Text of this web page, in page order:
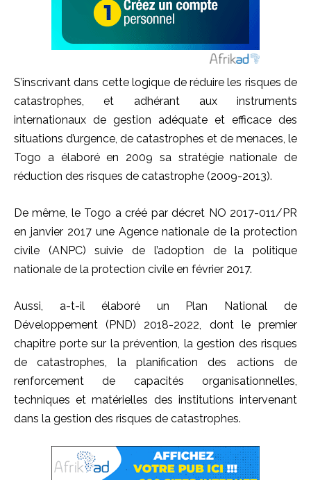
S’inscrivant dans cette logique de réduire les risques de
catastrophes, et adhérant aux instruments
internationaux de gestion adéquate et efficace des
situations d’urgence, de catastrophes et de menaces, le
Togo a élaboré en 2009 sa stratégie nationale de
réduction des risques de catastrophe (2009-2013).
De même, le Togo a créé par décret NO 2017-011/PR
en janvier 2017 une Agence nationale de la protection
civile (ANPC) suivie de l’adoption de la politique
nationale de la protection civile en février 2017.
Aussi, a-t-il élaboré un Plan National de
Développement (PND) 2018-2022, dont le premier
chapitre porte sur la prévention, la gestion des risques
de catastrophes, la planification des actions de
renforcement de capacités organisationnelles,
techniques et matérielles des institutions intervenant
dans la gestion des risques de catastrophes.